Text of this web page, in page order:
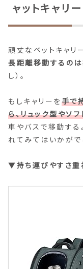
ャットキャリー
頑丈なペットキャリ
長距離移動するの
し）。
もしキャリーを手で
ら、リュック型やソ
車やバスで移動す
れてみてはいかがで
▼持ち運びやすさ重